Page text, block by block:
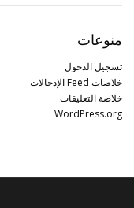
منوعات
تسجيل الدخول
خلاصات Feed الإدخالات
خلاصة التعليقات
WordPress.org